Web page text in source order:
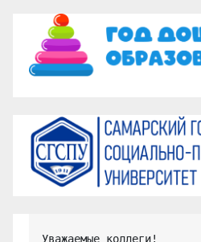
Уважаемые коллеги!